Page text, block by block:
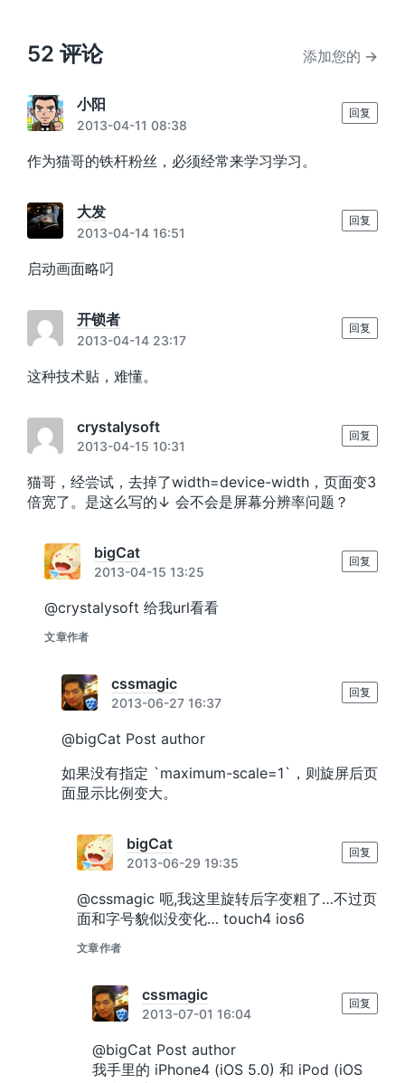
：
52 评论 添加您的 →
小阳
2013-04-11 08:38
作为猫哥的铁杆粉丝，必须经常来学习学习。
回复
大发
2013-04-14 16:51
启动画面略叼
回复
开锁者
2013-04-14 23:17
这种技术贴，难懂。
回复
crystalysoft
2013-04-15 10:31
猫哥，经尝试，去掉了width=device-width，页面变3
倍宽了。是这么写的↓ 会不会是屏幕分辨率问题？
回复
bigCat
2013-04-15 13:25
@crystalysoft 给我url看看
文章作者
回复
cssmagic
2013-06-27 16:37
@bigCat Post author
如果没有指定 `maximum-scale=1`，则旋屏后页
面显示比例变大。
回复
bigCat
2013-06-29 19:35
@cssmagic 呃,我这里旋转后字变粗了…不过页
面和字号貌似没变化… touch4 ios6
文章作者
回复
cssmagic
2013-07-01 16:04
@bigCat Post author
我手里的 iPhone4 (iOS 5.0) 和 iPod (iOS
回复